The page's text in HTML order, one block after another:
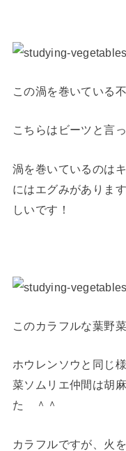
この渦を巻いている
こちらはビーツと言
渦を巻いているのは
にはエグみがありま
しいです！
このカラフルな葉野
ホウレンソウと同じ
菜ソムリエ仲間は胡
た ＾＾
カラフルですが、火